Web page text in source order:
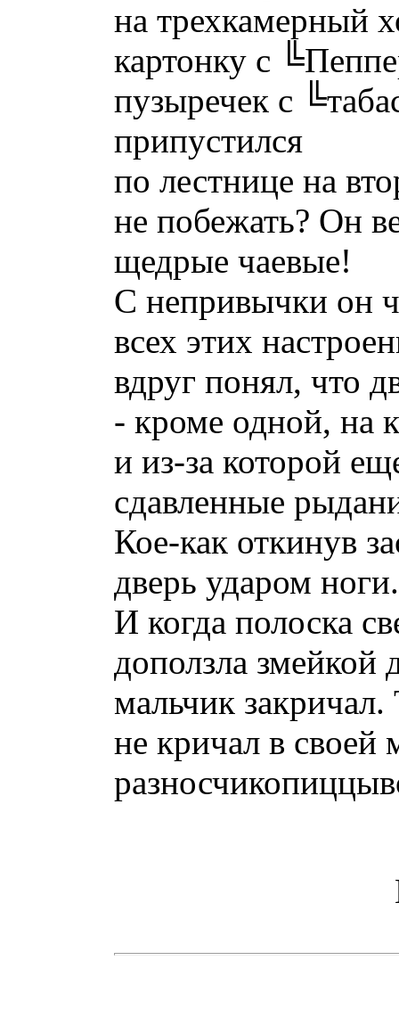
на трехкамерный
картонку с
пузыречек с
припустился
по лестнице на
не побежать? Он
щедрые чаевые!
С непривычки он
всех этих
вдруг понял, что
- кроме одной, на
и из-за которой
сдавленные
Кое-как откинув
дверь ударом
И когда полоска
доползла
мальчик
не кричал в своей